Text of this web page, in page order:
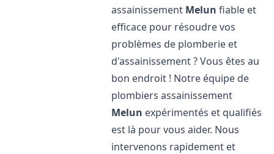
assainissement Melun fiable et
efficace pour résoudre vos
problèmes de plomberie et
d'assainissement ? Vous êtes au
bon endroit ! Notre équipe de
plombiers assainissement
Melun expérimentés et qualifiés
est là pour vous aider. Nous
intervenons rapidement et